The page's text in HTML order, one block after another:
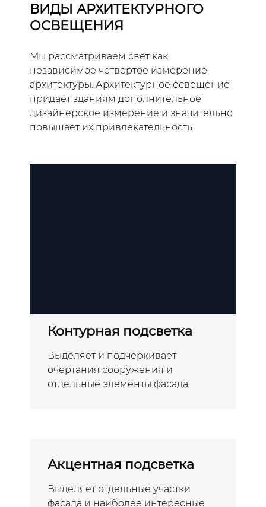
ВИДЫ АРХИТЕКТУРНОГО
ОСВЕЩЕНИЯ
Мы рассматриваем свет как
независимое четвёртое измерение
архитектуры. Архитектурное освещение
придаёт зданиям дополнительное
дизайнерское измерение и значительно
повышает их привлекательность.
Контурная подсветка
Выделяет и подчеркивает
очертания сооружения и
отдельные элементы фасада.
Акцентная подсветка
Выделяет отдельные участки
фасада и наиболее интересные